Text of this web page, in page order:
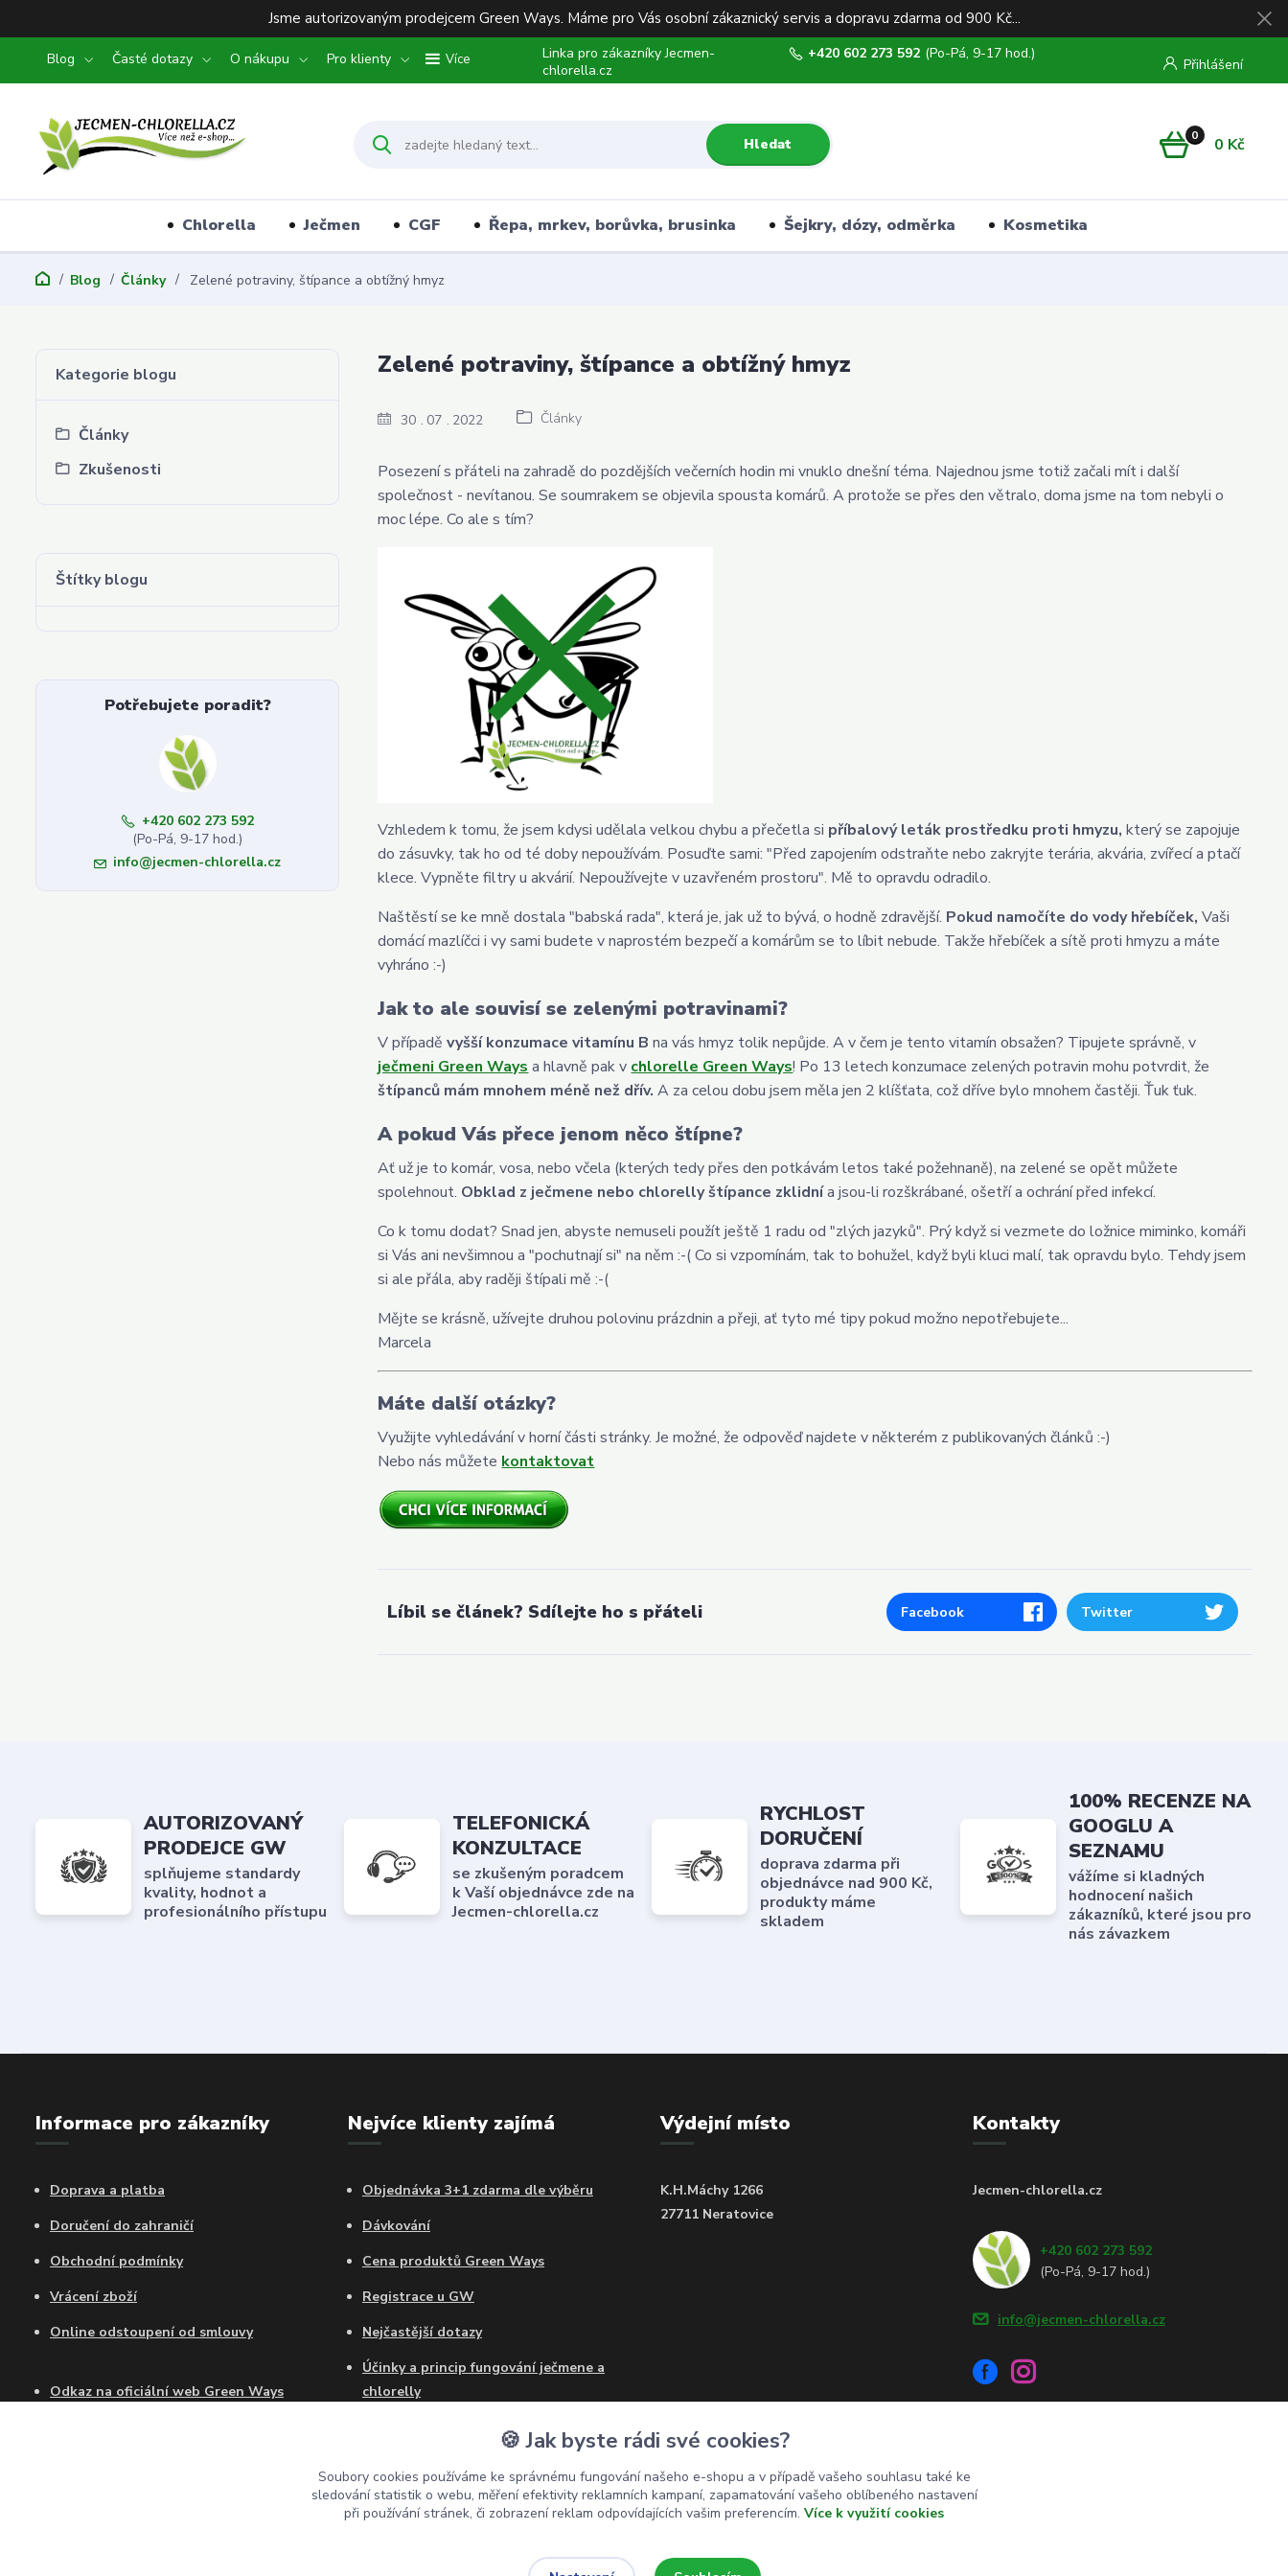
Jsme autorizovaným prodejcem Green Ways. Máme pro Vás osobní zákaznický servis a dopravu zdarma od 900 Kč...
Blog Časté dotazy O nákupu Pro klienty Více Přihlášení
Hledat
Linka pro zákazníky Jecmen-
chlorella.cz
+420 602 273 592 (Po-Pá, 9-17 hod.)
0 0 Kč
Chlorella Ječmen CGF Řepa, mrkev, borůvka, brusinka Šejkry, dózy, odměrka Kosmetika
Blog Články Zelené potraviny, štípance a obtížný hmyz
Kategorie blogu
Články
Zkušenosti
Štítky blogu
Potřebujete poradit?
+420 602 273 592
(Po-Pá, 9-17 hod.)
info@jecmen-chlorella.cz
30 07 2022 Články
Zelené potraviny, štípance a obtížný hmyz
Posezení s přáteli na zahradě do pozdějších večerních hodin mi vnuklo dnešní téma. Najednou jsme totiž začali mít i další
společnost - nevítanou. Se soumrakem se objevila spousta komárů. A protože se přes den větralo, doma jsme na tom nebyli o
moc lépe. Co ale s tím?
Vzhledem k tomu, že jsem kdysi udělala velkou chybu a přečetla si příbalový leták prostředku proti hmyzu, který se zapojuje
do zásuvky, tak ho od té doby nepoužívám. Posuďte sami: "Před zapojením odstraňte nebo zakryjte terária, akvária, zvířecí a ptačí
klece. Vypněte filtry u akvárií. Nepoužívejte v uzavřeném prostoru". Mě to opravdu odradilo.
Naštěstí se ke mně dostala "babská rada", která je, jak už to bývá, o hodně zdravější. Pokud namočíte do vody hřebíček, Vaši
domácí mazlíčci i vy sami budete v naprostém bezpečí a komárům se to líbit nebude. Takže hřebíček a sítě proti hmyzu a máte
vyhráno :-)
Jak to ale souvisí se zelenými potravinami?
V případě vyšší konzumace vitamínu B na vás hmyz tolik nepůjde. A v čem je tento vitamín obsažen? Tipujete správně, v
ječmeni Green Ways a hlavně pak v chlorelle Green Ways! Po 13 letech konzumace zelených potravin mohu potvrdit, že
štípanců mám mnohem méně než dřív. A za celou dobu jsem měla jen 2 klíšťata, což dříve bylo mnohem častěji. Ťuk ťuk.
A pokud Vás přece jenom něco štípne?
Ať už je to komár, vosa, nebo včela (kterých tedy přes den potkávám letos také požehnaně), na zelené se opět můžete
spolehnout. Obklad z ječmene nebo chlorelly štípance zklidnía jsou-li rozškrábané, ošetří a ochrání před infekcí.
Co k tomu dodat? Snad jen, abyste nemuseli použít ještě 1 radu od "zlých jazyků". Prý když si vezmete do ložnice miminko, komáři
si Vás ani nevšimnou a "pochutnají si" na něm :-( Co si vzpomínám, tak to bohužel, když byli kluci malí, tak opravdu bylo. Tehdy jsem
si ale přála, aby raději štípali mě :-(
Mějte se krásně, užívejte druhou polovinu prázdnin a přeji, ať tyto mé tipy pokud možno nepotřebujete...
Marcela
Máte další otázky?
Využijte vyhledávání v horní části stránky. Je možné, že odpověď najdete v některém z publikovaných článků :-)
Nebo nás můžete kontaktovat
Líbil se článek? Sdílejte ho s přáteli Facebook Twitter
AUTORIZOVANÝ
PRODEJCE GW
splňujeme standardy
kvality, hodnot a
profesionálního přístupu
TELEFONICKÁ
KONZULTACE
se zkušeným poradcem
k Vaší objednávce zde na
Jecmen-chlorella.cz
RYCHLOST
DORUČENÍ
doprava zdarma při
objednávce nad 900 Kč,
produkty máme
skladem
100% RECENZE NA
GOOGLU A
SEZNAMU
vážíme si kladných
hodnocení našich
zákazníků, které jsou pro
nás závazkem
Informace pro zákazníky
Doprava a platba
Doručení do zahraničí
Obchodní podmínky
Vrácení zboží
Online odstoupení od smlouvy
Odkaz na oficiální web Green Ways
Nejvíce klienty zajímá
Objednávka 3+1 zdarma dle výběru
Dávkování
Cena produktů Green Ways
Registrace u GW
Nejčastější dotazy
Účinky a princip fungování ječmene a
chlorelly
Jak dlouho mohu užívat Ječmen a
Chlorella a ječmen - prášek nebo
tablety?
Výdejní místo
K.H.Máchy 1266
27711 Neratovice
Kontakty
Jecmen-chlorella.cz
+420 602 273 592
(Po-Pá, 9-17 hod.)
info@jecmen-chlorella.cz
🍪 Jak byste rádi své cookies?
Soubory cookies používáme ke správnému fungování našeho e-shopu a v případě vašeho souhlasu také ke
sledování statistik o webu, měření efektivity reklamních kampaní, zapamatování vašeho oblíbeného nastavení
při používání stránek, či zobrazení reklam odpovídajících vašim preferencím. Více k využití cookies